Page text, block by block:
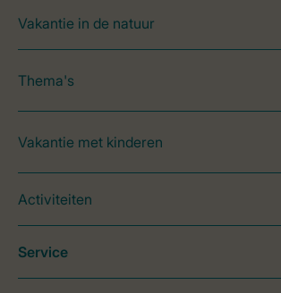
Vakantie in de natuur
Thema's
Vakantie met kinderen
Activiteiten
Service